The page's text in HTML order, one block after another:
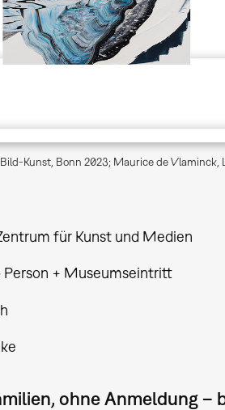
Kunst, Bonn 2023; Maurice de
für Kunst und Medien
Person + Museumseintritt
ohne Anmeldung –